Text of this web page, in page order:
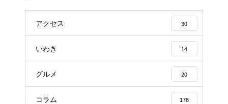
アクセス 30
いわき 14
グルメ 20
コラム 178